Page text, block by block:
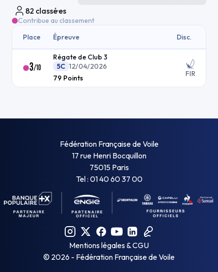
82 classé·es
Contribue au classement
Place
Épreuve Disc.
3/10
Régate de Club 3
5C 12/04/2026
79 Points FIR
Fédération Française de Voile
17 rue Henri Bocquillon
75015 Paris
Tel : 01 40 60 37 00
Mentions légales & CGU
© 2026 - Fédération Française de Voile